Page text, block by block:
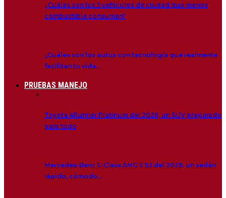
¿Cuáles son los 5 vehículos de ciudad que menos
combustible consumen?
¿Cuáles son los autos con tecnología que realmente
facilitan tu vida…
PRUEBAS MANEJO
Toyota 4Runner Platinum del 2026, un SUV preparado
para todo
Mercedes-Benz E-Class AMG E 53 del 2026, un sedán
rápido, cómodo…